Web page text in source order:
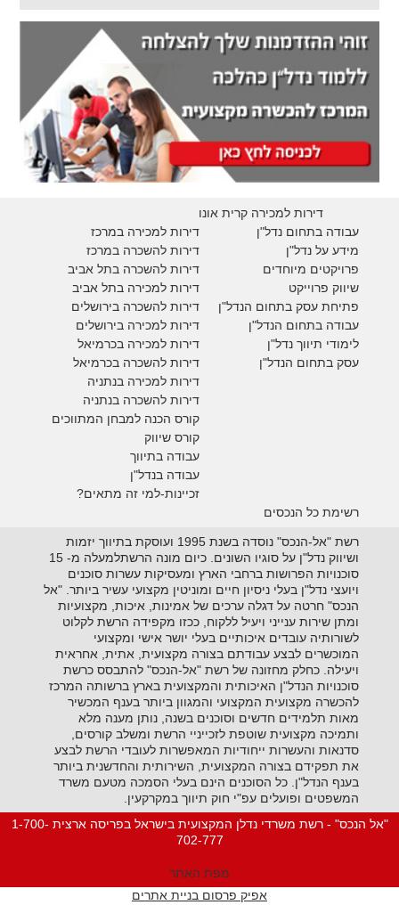
דירות למכירה קרית אונו
דירות למכירה במרכז
דירות להשכרה במרכז
דירות להשכרה בתל אביב
דירות למכירה בתל אביב
דירות להשכרה בירושלים
דירות למכירה בירושלים
דירות למכירה בכרמיאל
דירות להשכרה בכרמיאל
דירות למכירה בנתניה
דירות להשכרה בנתניה
קורס הכנה למבחן המתווכים
קורס שיווק
עבודה בתיווך
עבודה בנדל"ן
זכיינות-למי זה מתאים?
עבודה בתחום נדל"ן
מידע על נדל"ן
פרויקטים מיוחדים
שיווק פרוייקט
פתיחת עסק בתחום הנדל"ן
עבודה בתחום הנדל"ן
לימודי תיווך נדל"ן
עסק בתחום הנדל"ן
רשימת כל הנכסים
רשת "אל-הנכס" נוסדה בשנת 1995 ועוסקת בתיווך יזמות
ושיווק נדל"ן על סוגיו השונים. כיום מונה הרשתלמעלה מ- 15
סוכנויות הפרושות ברחבי הארץ ומעסיקות עשרות סוכנים
ויועצי נדל"ן בעלי ניסיון חיים ומוניטין מקצועי עשיר ביותר. "אל
הנכס" חרטה על דגלה ערכים של אמינות, איכות, מקצועיות
ומתן שירות ענייני ויעיל ללקוח, ככזו מקפידה הרשת לקלוט
לשורותיה עובדים איכותיים בעלי יושר אישי ומקצועי
המוכשרים לבצע עבודתם בצורה מקצועית, אתית, אחראית
ויעילה. כחלק מחזונה של רשת "אל-הנכס" להתבסס כרשת
סוכנויות הנדל"ן האיכותית והמקצועית בארץ ברשותה המרכז
להכשרה מקצועית המקצועי והמגוון ביותר בענף המכשיר
מאות תלמידים חדשים וסוכנים בשנה, נותן מענה מלא
ותמיכה מקצועית שוטפת לזכייניי הרשת ומשלב קורסים,
סדנאות והעשרות ייחודיות המאפשרות לעובדי הרשת לבצע
את תפקידם בצורה המקצועית, השירותית והחדשנית ביותר
בענף הנדל"ן. כל הסוכנים הינם בעלי הסמכה מטעם משרד
המשפטים ופועלים עפ"י חוק תיווך במקרקעין.
"אל הנכס" - רשת משרדי נדלן המקצועית בישראל בפריסה ארצית 1-700-
702-777
מפת האתר
אפיק פרסום בניית אתרים